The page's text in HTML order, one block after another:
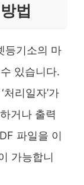
법
등기소의 마
있습니다.
처리일자’가
거나 출력
파일을 이
가능합니